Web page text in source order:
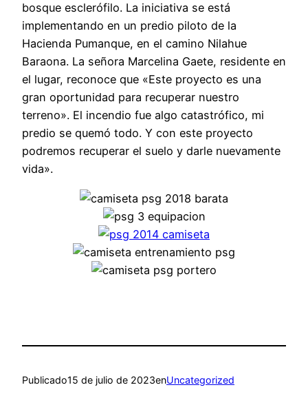
bosque esclerófilo. La iniciativa se está
implementando en un predio piloto de la
Hacienda Pumanque, en el camino Nilahue
Baraona. La señora Marcelina Gaete, residente en
el lugar, reconoce que «Este proyecto es una
gran oportunidad para recuperar nuestro
terreno». El incendio fue algo catastrófico, mi
predio se quemó todo. Y con este proyecto
podremos recuperar el suelo y darle nuevamente
vida».
Publicado15 de julio de 2023enUncategorized